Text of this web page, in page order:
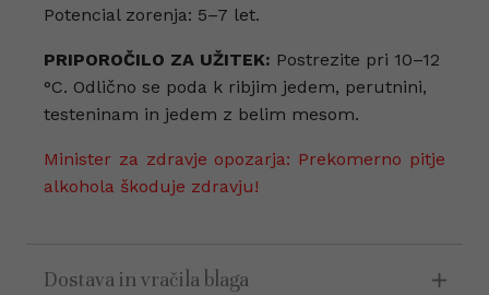
Potencial zorenja: 5–7 let.
PRIPOROČILO ZA UŽITEK: Postrezite pri 10–12
°C. Odlično se poda k ribjim jedem, perutnini,
testeninam in jedem z belim mesom.
Minister za zdravje opozarja: Prekomerno pitje
alkohola škoduje zdravju!
Dostava in vračila blaga